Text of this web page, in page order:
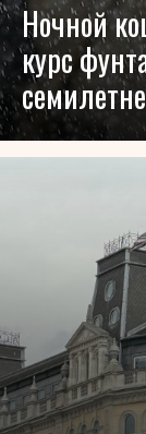
Ночной
курс